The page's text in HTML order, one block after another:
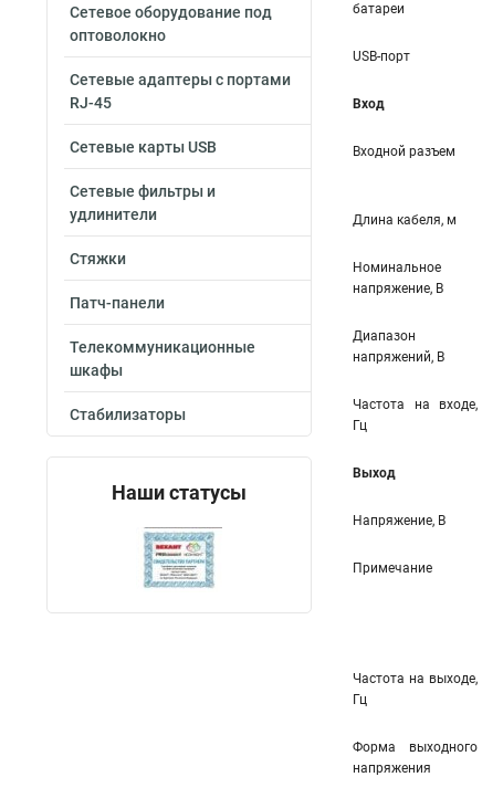
Сетевое оборудование под
оптоволокно
Сетевые адаптеры с портами
RJ-45
Сетевые карты USB
Сетевые фильтры и
удлинители
Стяжки
Патч-панели
Телекоммуникационные
шкафы
Стабилизаторы
Наши статусы
батареи
USB-порт
Вход
Входной разъем
Длина кабеля, м
Номинальное
напряжение, В
Диапазон
напряжений, В
Частота на входе,
Гц
Выход
Напряжение, В
Примечание
Частота на выходе,
Гц
Форма выходного
напряжения